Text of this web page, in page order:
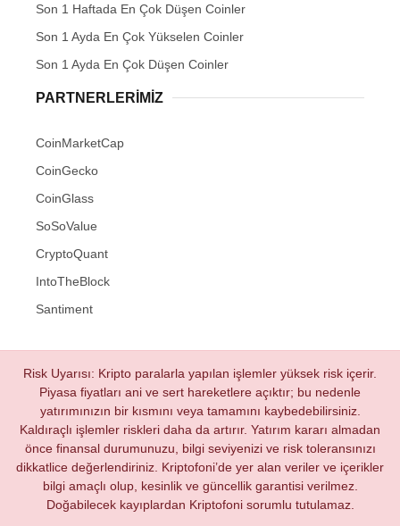
Son 1 Haftada En Çok Düşen Coinler
Son 1 Ayda En Çok Yükselen Coinler
Son 1 Ayda En Çok Düşen Coinler
PARTNERLERIMIZ
CoinMarketCap
CoinGecko
CoinGlass
SoSoValue
CryptoQuant
IntoTheBlock
Santiment
Risk Uyarısı: Kripto paralarla yapılan işlemler yüksek risk içerir.
Piyasa fiyatları ani ve sert hareketlere açıktır; bu nedenle
yatırımınızın bir kısmını veya tamamını kaybedebilirsiniz.
Kaldıraçlı işlemler riskleri daha da artırır. Yatırım kararı almadan
önce finansal durumunuzu, bilgi seviyenizi ve risk toleransınızı
dikkatlice değerlendiriniz. Kriptofoni’de yer alan veriler ve içerikler
bilgi amaçlı olup, kesinlik ve güncellik garantisi verilmez.
Doğabilecek kayıplardan Kriptofoni sorumlu tutulamaz.